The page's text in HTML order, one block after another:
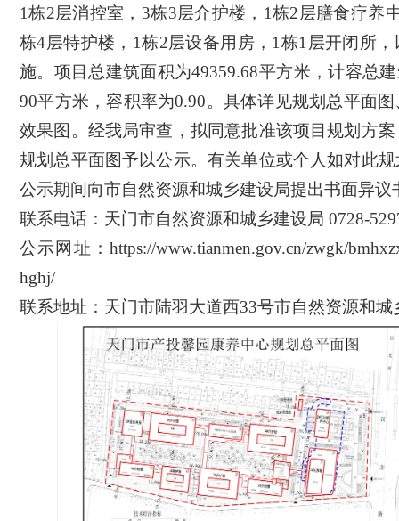
1栋2层消控室，3栋3层介护楼，1栋2层膳食疗养
栋4层特护楼，1栋2层设备用房，1栋1层开闭所
施。项目总建筑面积为49359.68平方米，计容总
90平方米 ，容积率为0.90。 具体详见规划总平面
效果图。经我局审查，拟同意批准该项目规划方
规划总平面图予以公示。有关单位或个人如对此
公示期间向市自然资源和城乡建设局提出书面异议
联系电话：天门市自然资源和城乡建设局 0728-
公示网址： https://www.tianmen.gov.cn/zwgk/
hghj/
联系地址：天门市陆羽大道西33号市自然资源和城